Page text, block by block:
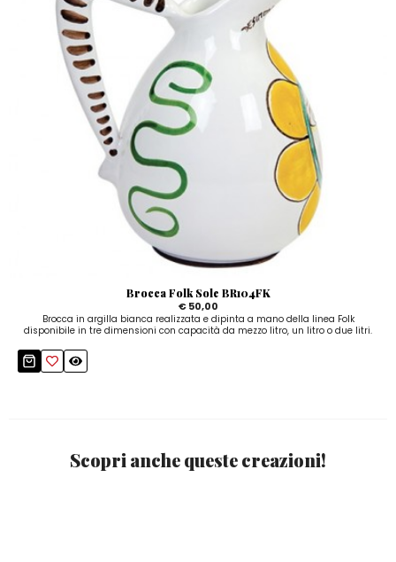
Brocca Folk Sole BR104FK
€ 50,00
Brocca in argilla bianca realizzata e dipinta a mano della linea Folk
disponibile in tre dimensioni con capacità da mezzo litro, un litro o due litri.
Scopri anche queste creazioni!